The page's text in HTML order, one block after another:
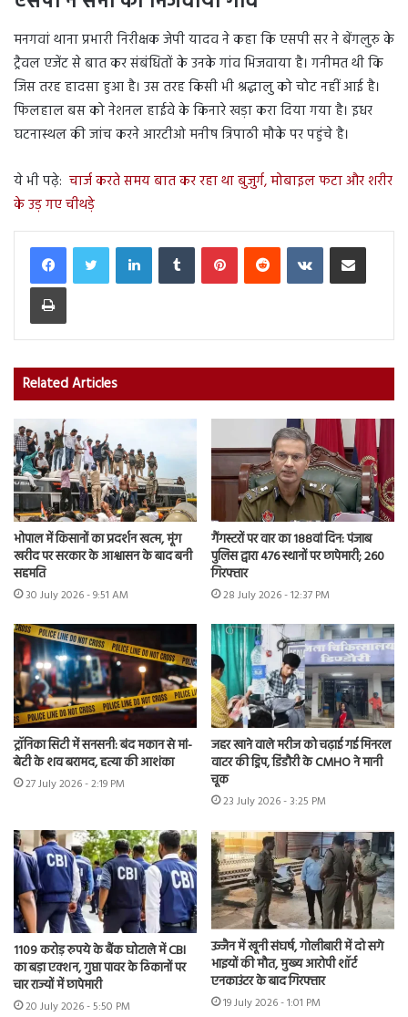
मनगवां थाना प्रभारी निरीक्षक जेपी यादव ने कहा कि एसपी सर ने बेंगलुरु ​के
ट्रैवल एजेंट से बात कर संबंधितों के उनके गांव भिजवाया है। गनीमत थी कि
जिस तरह हादसा हुआ है। उस तरह किसी भी श्रद्धालु को चोट नहीं आई है।
फिलहाल बस को नेशनल हाईवे के किनारे खड़ा करा दिया गया है। इधर
घटनास्थल की जांच करने आरटीओ मनीष त्रिपाठी मौके पर पहुंचे है।
ये भी पढ़े: चार्ज करते समय बात कर रहा था बुजुर्ग, मोबाइल फटा और शरीर
के उड़ गए चीथड़े
LinkedInTumblr PinterestReddit VKontakteShare via Email
Print
Related Articles
भोपाल में किसानों का प्रदर्शन खत्म, मूंग
खरीद पर सरकार के आश्वासन के बाद बनी
सहमति
30 July 2026 - 9:51 AM
गैंगस्टरों पर वार का 188वां दिन: पंजाब
पुलिस द्वारा 476 स्थानों पर छापेमारी; 260
गिरफ्तार
28 July 2026 - 12:37 PM
ट्रॉनिका सिटी में सनसनी: बंद मकान से मां-
बेटी के शव बरामद, हत्या की आशंका
27 July 2026 - 2:19 PM
जहर खाने वाले मरीज को चढ़ाई गई मिनरल
वाटर की ड्रिप, डिंडौरी के CMHO ने मानी
चूक
23 July 2026 - 3:25 PM
1109 करोड़ रुपये के बैंक घोटाले में CBI
का बड़ा एक्शन, गुप्ता पावर के ठिकानों पर
चार राज्यों में छापेमारी
20 July 2026 - 5:50 PM
उज्जैन में खूनी संघर्ष, गोलीबारी में दो सगे
भाइयों की मौत, मुख्य आरोपी शॉर्ट
एनकाउंटर के बाद गिरफ्तार
19 July 2026 - 1:01 PM